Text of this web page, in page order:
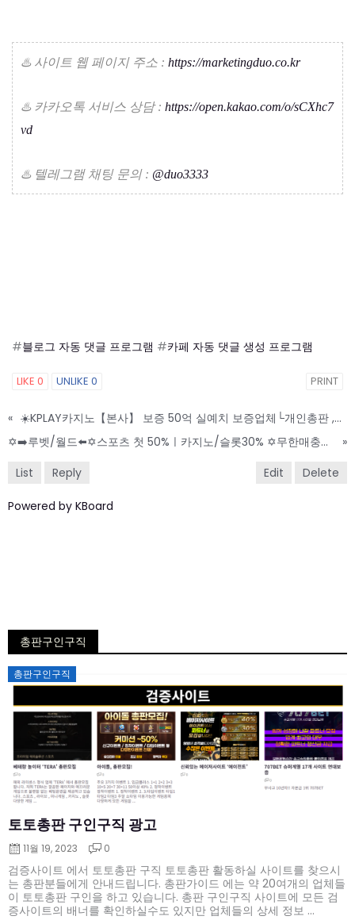
♨️ 사이트 웹 페이지 주소 : https://marketingduo.co.kr
♨️ 카카오톡 서비스 상담 : https://open.kakao.com/o/sCXhc7
vd
♨️ 텔레그램 채팅 문의 : @duo3333
#블로그 자동 댓글 프로그램 #카페 자동 댓글 생성 프로그램
LIKE 0 UNLIKE 0 PRINT
«
☀️KPLAY카지노【본사】 보증 50억 실예치 보증업체└개인총판 ,팀단위총판 파트너┘ 사장님들 최고우대 모집합니다 ☀️
✡️➡️루벳/월드⬅️✡️스포츠 첫 50%ㅣ카지노/슬롯30% ✡️무한매충✡️모든배팅제재없음✡️가입즉시 콤프지급✡️수십가지 이벤트✡️
»
List
Reply Edit Delete
Powered by KBoard
총판구인구직
총판구인구직
토토총판 구인구직 광고
Posted
on
11월 19, 2023 0
검증사이트 에서 토토총판 구직 토토총판 활동하실 사이트를 찾으시
는 총판분들에게 안내드립니다. 총판가이드 에는 약 20여개의 업체들
이 토토총판 구인을 하고 있습니다. 총판 구인구직 사이트에 모든 검
증사이트의 배너를 확인하실수도 있지만 업체들의 상세 정보 ...